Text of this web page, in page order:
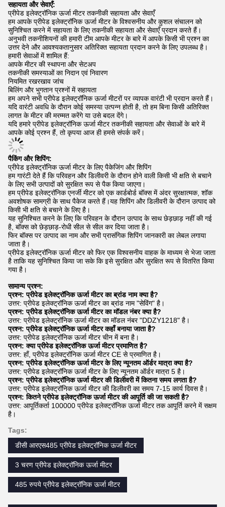
सहायता और सेवाएँ:
प्रीपेड इलेक्ट्रॉनिक ऊर्जा मीटर तकनीकी सहायता और सेवाएँ
हम आपके प्रीपेड इलेक्ट्रॉनिक ऊर्जा मीटर के विश्वसनीय और कुशल संचालन को
सुनिश्चित करने में सहायता के लिए तकनीकी सहायता और सेवाएँ प्रदान करते हैं।
अनुभवी तकनीशियनों की हमारी टीम आपके मीटर के बारे में आपके किसी भी प्रश्न का
उत्तर देने और आवश्यकतानुसार अतिरिक्त सहायता प्रदान करने के लिए उपलब्ध है।
हमारी सेवाओं में शामिल हैं:
आपके मीटर की स्थापना और सेटअप
तकनीकी समस्याओं का निदान एवं निवारण
नियमित रखरखाव जांच
बिलिंग और भुगतान प्रश्नों में सहायता
हम अपने सभी प्रीपेड इलेक्ट्रॉनिक ऊर्जा मीटरों पर व्यापक वारंटी भी प्रदान करते हैं।
यदि वारंटी अवधि के दौरान कोई समस्या उत्पन्न होती है, तो हम बिना किसी अतिरिक्त
लागत के मीटर की मरम्मत करेंगे या उसे बदल देंगे।
यदि हमारे प्रीपेड इलेक्ट्रॉनिक ऊर्जा मीटर तकनीकी सहायता और सेवाओं के बारे में
आपके कोई प्रश्न हैं, तो कृपया आज ही हमसे संपर्क करें।
पैकिंग और शिपिंग:
प्रीपेड इलेक्ट्रॉनिक ऊर्जा मीटर के लिए पैकेजिंग और शिपिंग
हम गारंटी देते हैं कि परिवहन और डिलीवरी के दौरान होने वाली किसी भी क्षति से बचाने
के लिए सभी उत्पादों को सुरक्षित रूप से पैक किया जाएगा।
हम प्रीपेड इलेक्ट्रॉनिक एनर्जी मीटर को एक कार्डबोर्ड बॉक्स में अंदर सुरक्षात्मक, शॉक
अवशोषक सामग्री के साथ पैकेज करते हैं।यह शिपिंग और डिलीवरी के दौरान उत्पाद को
किसी भी क्षति से बचाने के लिए है।
यह सुनिश्चित करने के लिए कि परिवहन के दौरान उत्पाद के साथ छेड़छाड़ नहीं की गई
है, बॉक्स को छेड़छाड़-रोधी सील से सील कर दिया जाता है।
फिर बॉक्स पर उत्पाद का नाम और सभी प्रासंगिक शिपिंग जानकारी का लेबल लगाया
जाता है।
प्रीपेड इलेक्ट्रॉनिक ऊर्जा मीटर को फिर एक विश्वसनीय वाहक के माध्यम से भेजा जाता
है ताकि यह सुनिश्चित किया जा सके कि इसे सुरक्षित और सुरक्षित रूप से वितरित किया
गया है।
सामान्य प्रश्न:
प्रश्न: प्रीपेड इलेक्ट्रॉनिक ऊर्जा मीटर का ब्रांड नाम क्या है?
उत्तर: प्रीपेड इलेक्ट्रॉनिक ऊर्जा मीटर का ब्रांड नाम "सेविंग" है।
प्रश्न: प्रीपेड इलेक्ट्रॉनिक ऊर्जा मीटर का मॉडल नंबर क्या है?
उत्तर: प्रीपेड इलेक्ट्रॉनिक ऊर्जा मीटर का मॉडल नंबर "DDZY1218" है।
प्रश्न: प्रीपेड इलेक्ट्रॉनिक ऊर्जा मीटर कहाँ बनाया जाता है?
उत्तर: प्रीपेड इलेक्ट्रॉनिक ऊर्जा मीटर चीन में बना है।
प्रश्न: क्या प्रीपेड इलेक्ट्रॉनिक ऊर्जा मीटर प्रमाणित है?
उत्तर: हाँ, प्रीपेड इलेक्ट्रॉनिक ऊर्जा मीटर CE से प्रमाणित है।
प्रश्न: प्रीपेड इलेक्ट्रॉनिक ऊर्जा मीटर के लिए न्यूनतम ऑर्डर मात्रा क्या है?
उत्तर: प्रीपेड इलेक्ट्रॉनिक ऊर्जा मीटर के लिए न्यूनतम ऑर्डर मात्रा 5 है।
प्रश्न: प्रीपेड इलेक्ट्रॉनिक ऊर्जा मीटर की डिलीवरी में कितना समय लगता है?
उत्तर: प्रीपेड इलेक्ट्रॉनिक ऊर्जा मीटर की डिलीवरी का समय 7-15 कार्य दिवस है।
प्रश्न: कितने प्रीपेड इलेक्ट्रॉनिक ऊर्जा मीटर की आपूर्ति की जा सकती है?
उत्तर: आपूर्तिकर्ता 100000 प्रीपेड इलेक्ट्रॉनिक ऊर्जा मीटर तक आपूर्ति करने में सक्षम
है।
Tags:
डीसी आरएस485 प्रीपेड इलेक्ट्रॉनिक ऊर्जा मीटर
3 चरण प्रीपेड इलेक्ट्रॉनिक ऊर्जा मीटर
485 रुपये प्रीपेड इलेक्ट्रॉनिक ऊर्जा मीटर